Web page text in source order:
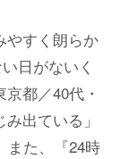
やすく朗らか
日がないく
都／40代・
出ている」
また、『24時